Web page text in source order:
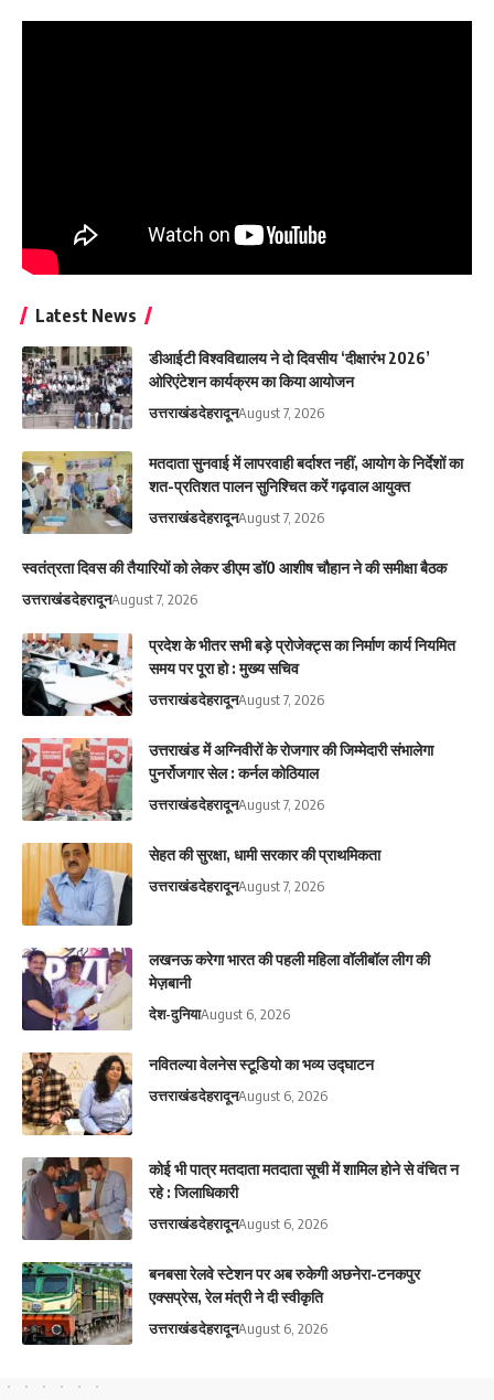
Latest News
डीआईटी विश्वविद्यालय ने दो दिवसीय ‘दीक्षारंभ 2026’
ओरिएंटेशन कार्यक्रम का किया आयोजन
उत्तराखंडदेहरादूनAugust 7, 2026
मतदाता सुनवाई में लापरवाही बर्दाश्त नहीं, आयोग के निर्देशों का
शत-प्रतिशत पालन सुनिश्चित करें गढ़वाल आयुक्त
उत्तराखंडदेहरादूनAugust 7, 2026
स्वतंत्रता दिवस की तैयारियों को लेकर डीएम डॉ0 आशीष चौहान ने की समीक्षा बैठक
उत्तराखंडदेहरादूनAugust 7, 2026
प्रदेश के भीतर सभी बड़े प्रोजेक्ट्स का निर्माण कार्य नियमित
समय पर पूरा हो : मुख्य सचिव
उत्तराखंडदेहरादूनAugust 7, 2026
उत्तराखंड में अग्निवीरों के रोजगार की जिम्मेदारी संभालेगा
पुनर्रोजगार सेल : कर्नल कोठियाल
उत्तराखंडदेहरादूनAugust 7, 2026
सेहत की सुरक्षा, धामी सरकार की प्राथमिकता
उत्तराखंडदेहरादूनAugust 7, 2026
लखनऊ करेगा भारत की पहली महिला वॉलीबॉल लीग की
मेज़बानी
देश-दुनियाAugust 6, 2026
नवितल्या वेलनेस स्टूडियो का भव्य उद्घाटन
उत्तराखंडदेहरादूनAugust 6, 2026
कोई भी पात्र मतदाता मतदाता सूची में शामिल होने से वंचित न
रहे : जिलाधिकारी
उत्तराखंडदेहरादूनAugust 6, 2026
बनबसा रेलवे स्टेशन पर अब रुकेगी अछनेरा-टनकपुर
एक्सप्रेस, रेल मंत्री ने दी स्वीकृति
उत्तराखंडदेहरादूनAugust 6, 2026